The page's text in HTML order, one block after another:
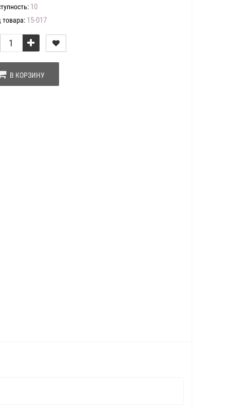
10
товара: 15-017
В КОРЗИНУ